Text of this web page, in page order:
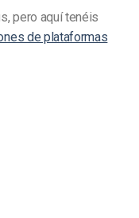
pero aquí tenéis
de plataformas